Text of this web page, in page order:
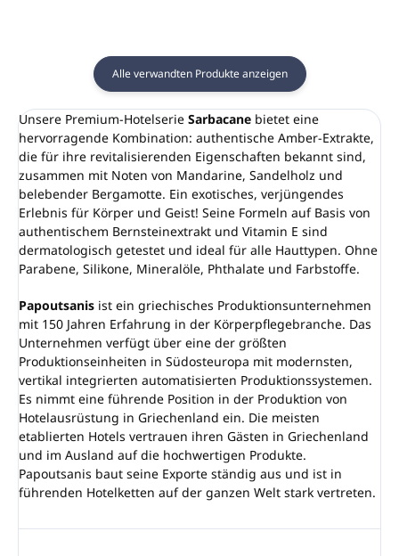
Alle verwandten Produkte anzeigen
Unsere Premium-Hotelserie Sarbacane bietet eine
hervorragende Kombination: authentische Amber-Extrakte,
die für ihre revitalisierenden Eigenschaften bekannt sind,
zusammen mit Noten von Mandarine, Sandelholz und
belebender Bergamotte. Ein exotisches, verjüngendes
Erlebnis für Körper und Geist! Seine Formeln auf Basis von
authentischem Bernsteinextrakt und Vitamin E sind
dermatologisch getestet und ideal für alle Hauttypen. Ohne
Parabene, Silikone, Mineralöle, Phthalate und Farbstoffe.
Papoutsanis ist ein griechisches Produktionsunternehmen
mit 150 Jahren Erfahrung in der Körperpflegebranche. Das
Unternehmen verfügt über eine der größten
Produktionseinheiten in Südosteuropa mit modernsten,
vertikal integrierten automatisierten Produktionssystemen.
Es nimmt eine führende Position in der Produktion von
Hotelausrüstung in Griechenland ein. Die meisten
etablierten Hotels vertrauen ihren Gästen in Griechenland
und im Ausland auf die hochwertigen Produkte.
Papoutsanis baut seine Exporte ständig aus und ist in
führenden Hotelketten auf der ganzen Welt stark vertreten.